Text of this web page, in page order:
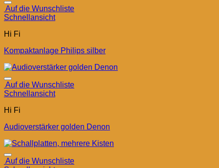
Auf die Wunschliste
Schnellansicht
Hi Fi
Kompaktanlage Philips silber
Auf die Wunschliste
Schnellansicht
Hi Fi
Audioverstärker golden Denon
Auf die Wunschliste